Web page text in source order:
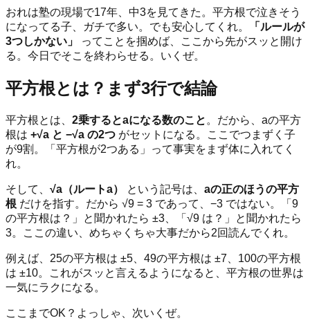
おれは塾の現場で17年、中3を見てきた。平方根で泣きそう
になってる子、ガチで多い。でも安心してくれ。
「ルールが
3つしかない」
ってことを掴めば、ここから先がスッと開け
る。今日でそこを終わらせる。いくぜ。
平方根とは？まず3行で結論
平方根とは、 2乗するとaになる数のこと 。だから、aの平方
根は +√a と −√a の2つ がセットになる。ここでつまずく子
が9割。「平方根が2つある」って事実をまず体に入れてく
れ。
そして、 √a（ルートa） という記号は、 aの正のほうの平方
根 だけを指す。だから √9 = 3 であって、−3 ではない。「9
の平方根は？」と聞かれたら ±3、「√9 は？」と聞かれたら
3。ここの違い、めちゃくちゃ大事だから2回読んでくれ。
例えば、25の平方根は ±5、49の平方根は ±7、100の平方根
は ±10。これがスッと言えるようになると、平方根の世界は
一気にラクになる。
ここまでOK？よっしゃ、次いくぜ。